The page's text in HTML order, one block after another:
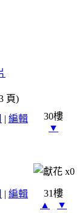
頁)
| 編輯
30樓
▼
x0
| 編輯
31樓
▲
▼